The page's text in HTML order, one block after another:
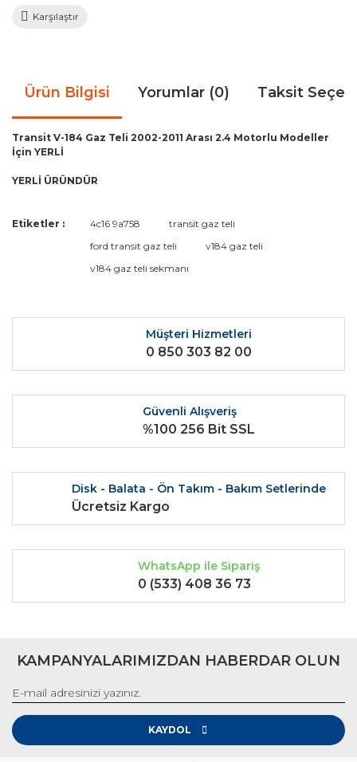
Karşılaştır
Ürün Bilgisi Yorumlar (0) Taksit
Transit V-184 Gaz Teli 2002-2011 Arası 2.4 Motorlu Modeller
İçin YERLİ
YERLİ ÜRÜNDÜR
Bu ürüne ilk yorumu siz yapın!
Bu ürünün fiyat bilgisi, resim, ürün açıklamalarında ve diğer
kullanarak tarafımıza iletebilirsiniz.
Görüş ve önerileriniz için teşekkür ederiz.
Ürün açıklamasında eksik bilgiler bulunuyor.
Ürün bilgilerinde hatalar bulunuyor.
Ürün fiyatı diğer sitelerden daha pahalı.
Bu ürüne benzer farklı alternatifler olmalı.
Gönder
Etiketler : 4c16 9a758
transit gaz teli
ford transit gaz teli
v184 gaz teli
v184 gaz teli sekmanı
Müşteri Hizmetleri
0 850 303 82 00
Güvenli Alışveriş
%100 256 Bit SSL
Disk - Balata - Ön Takım - Bakım Setlerinde
Ücretsiz Kargo
WhatsApp ile Sipariş
0 (533) 408 36 73
KAMPANYALARIMIZDAN HABERDAR OLUN
KAYDOL